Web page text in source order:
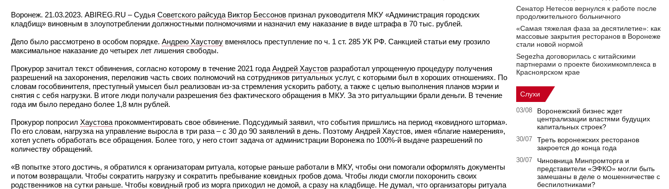
Воронеж. 21.03.2023. ABIREG.RU – Судья Советского райсуда Виктор Бессонов признал руководителя МКУ «Администрация городских
кладбищ» виновным в злоупотреблении должностными полномочиями и назначил ему наказание в виде штрафа в 70 тыс. рублей.
Дело было рассмотрено в особом порядке. Андрею Хаустову вменялось преступление по ч. 1 ст. 285 УК РФ. Санкцией статьи ему грозило
максимальное наказание до четырех лет лишения свободы.
Прокурор зачитал текст обвинения, согласно которому в течение 2021 года Андрей Хаустов разработал упрощенную процедуру получения
разрешений на захоронения, переложив часть своих полномочий на сотрудников ритуальных услуг, с которыми был в хороших отношениях. По
словам гособвинителя, преступный умысел был реализован из-за стремления ускорить работу, а также с целью выполнения планов мэрии и
снятия с себя нагрузки. В итоге люди получали разрешения без фактического обращения в МКУ. За это ритуальщики брали деньги. В течение
года им было передано более 1,8 млн рублей.
Прокурор попросил Хаустова прокомментировать свое обвинение. Подсудимый заявил, что события пришлись на период «ковидного шторма».
По его словам, нагрузка на управление выросла в три раза – с 30 до 90 заявлений в день. Поэтому Андрей Хаустов, имея «благие намерения»,
хотел успеть обработать все обращения. Более того, у него стоит задача от администрации Воронежа по 100%-й выдаче разрешений по
количеству обращений.
«В попытке этого достичь, я обратился к организаторам ритуала, которые раньше работали в МКУ, чтобы они помогали оформлять документы
и потом возвращали. Чтобы сократить нагрузку и сократить пребывание ковидных гробов дома. Чтобы люди смогли похоронить своих
родственников на сутки раньше. Чтобы ковидный гроб из морга приходил не домой, а сразу на кладбище. Не думал, что организаторы ритуала
Сенатор Нетесов вернулся к работе после
продолжительного больничного
«Самая тяжелая фаза за десятилетие»: как
массовые закрытия ресторанов в Воронеже
стали новой нормой
Segezha договорилась с китайскими
партнерами о проекте биохимкомплекса в
Красноярском крае
Слухи
03/08
Воронежский бизнес ждет
централизации властями будущих
капитальных строек?
30/07
Треть воронежских ресторанов
закроется до конца года
30/07
Чиновница Минпромторга и
представители «ЭФКО» могли быть
замешаны в деле о мошенничестве с
беспилотниками?